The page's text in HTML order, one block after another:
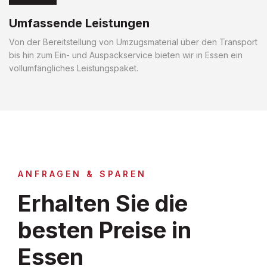
Umfassende Leistungen
Von der Bereitstellung von Umzugsmaterial über den Transport
bis hin zum Ein- und Auspackservice bieten wir in Essen ein
vollumfängliches Leistungspaket.
ANFRAGEN & SPAREN
Erhalten Sie die
besten Preise in
Essen